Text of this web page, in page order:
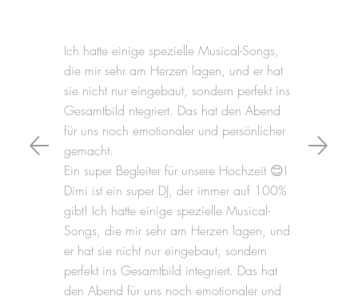
Ich hatte einige spezielle Musical-Songs,
die mir sehr am Herzen lagen, und er hat
sie nicht nur eingebaut, sondern perfekt ins
Gesamtbild ntegriert. Das hat den Abend
für uns noch emotionaler und persönlicher
gemacht.
Ein super Begleiter für unsere Hochzeit 😊!
Dimi ist ein super DJ, der immer auf 100%
gibt! Ich hatte einige spezielle Musical-
Songs, die mir sehr am Herzen lagen, und
er hat sie nicht nur eingebaut, sondern
perfekt ins Gesamtbild integriert. Das hat
den Abend für uns noch emotionaler und